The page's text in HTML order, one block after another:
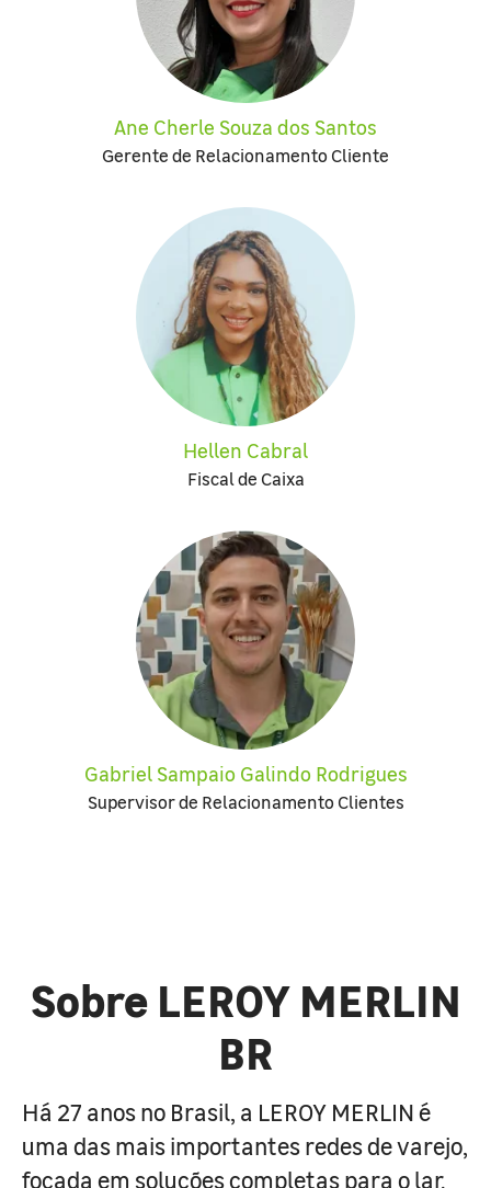
Ane Cherle Souza dos Santos
Gerente de Relacionamento Cliente
Hellen Cabral
Fiscal de Caixa
Gabriel Sampaio Galindo Rodrigues
Supervisor de Relacionamento Clientes
Sobre LEROY MERLIN
BR
Há 27 anos no Brasil, a LEROY MERLIN é
uma das mais importantes redes de varejo,
focada em soluções completas para o lar.